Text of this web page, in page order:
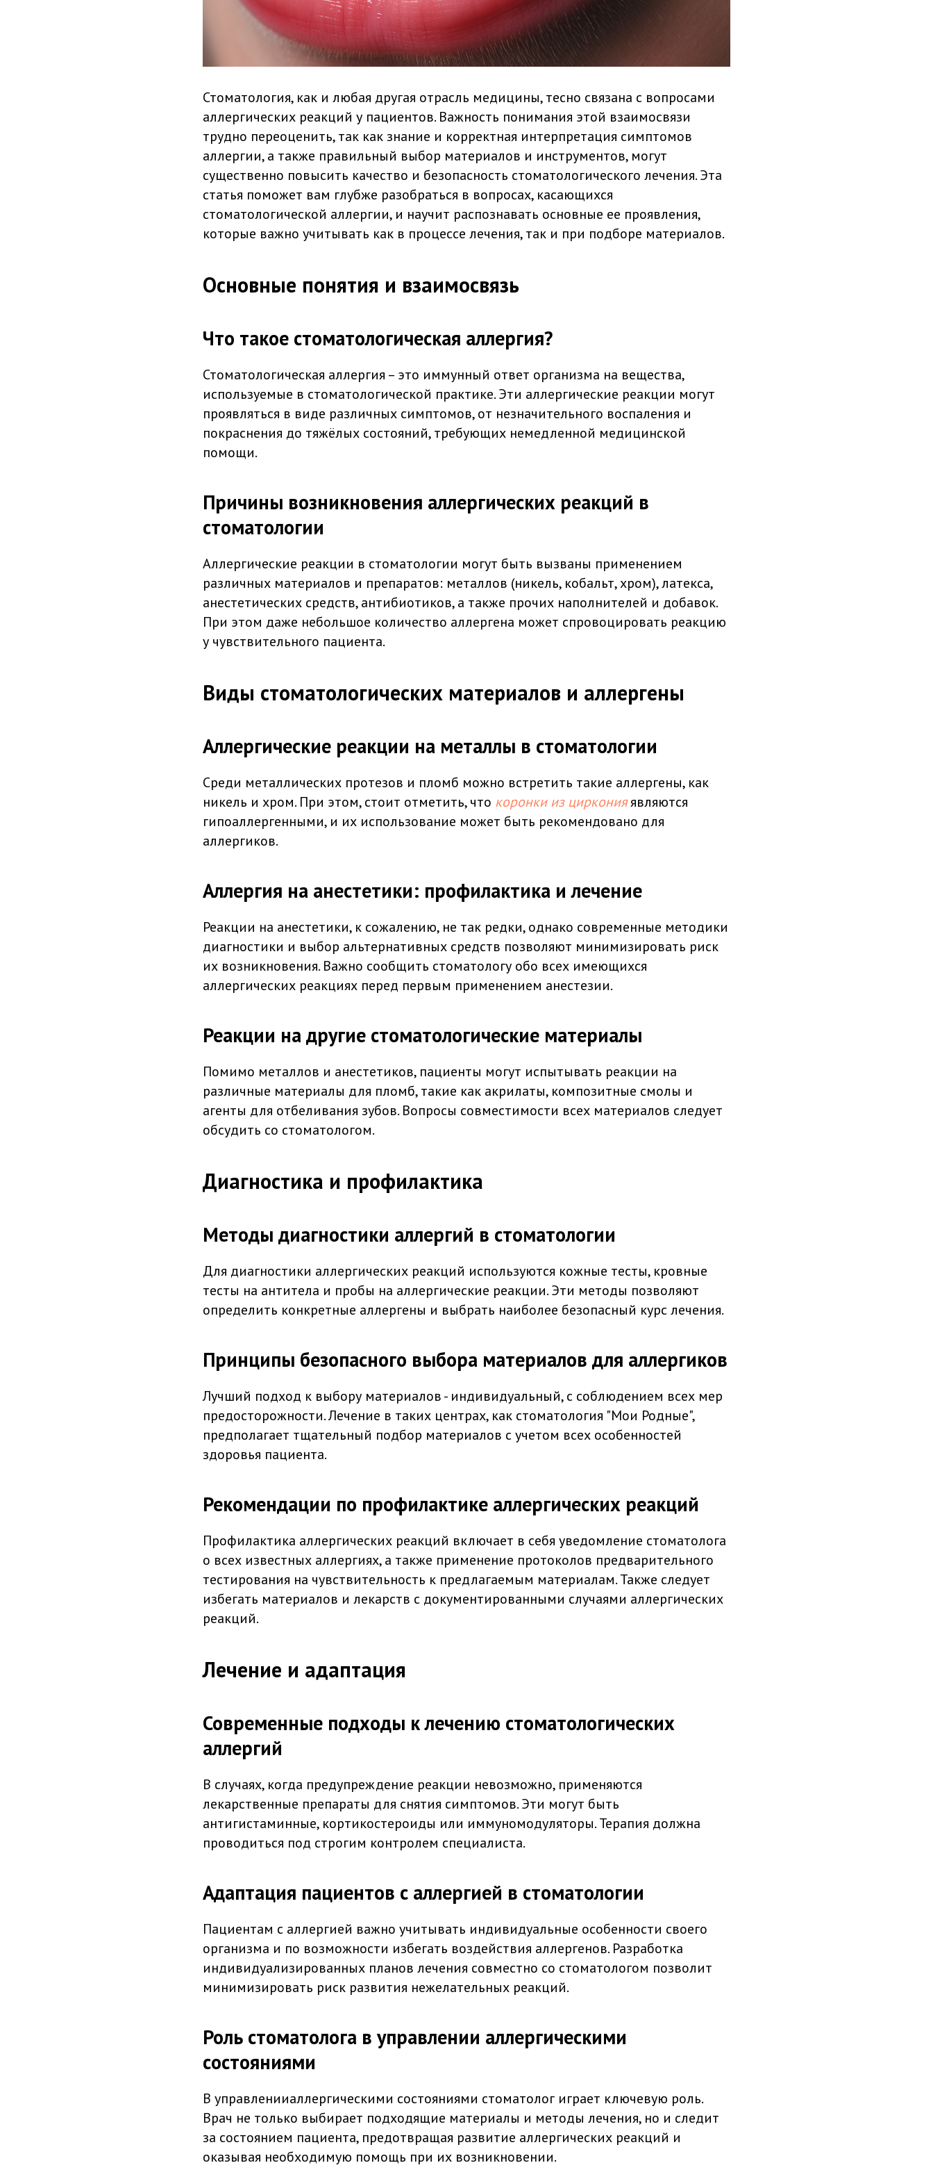
Стоматология, как и любая другая отрасль медицины, тесно связана с вопросами
аллергических реакций у пациентов. Важность понимания этой взаимосвязи
трудно переоценить, так как знание и корректная интерпретация симптомов
аллергии, а также правильный выбор материалов и инструментов, могут
существенно повысить качество и безопасность стоматологического лечения. Эта
статья поможет вам глубже разобраться в вопросах, касающихся
стоматологической аллергии, и научит распознавать основные ее проявления,
которые важно учитывать как в процессе лечения, так и при подборе материалов.
Основные понятия и взаимосвязь
Что такое стоматологическая аллергия?
Стоматологическая аллергия – это иммунный ответ организма на вещества,
используемые в стоматологической практике. Эти аллергические реакции могут
проявляться в виде различных симптомов, от незначительного воспаления и
покраснения до тяжёлых состояний, требующих немедленной медицинской
помощи.
Причины возникновения аллергических реакций в
стоматологии
Аллергические реакции в стоматологии могут быть вызваны применением
различных материалов и препаратов: металлов (никель, кобальт, хром), латекса,
анестетических средств, антибиотиков, а также прочих наполнителей и добавок.
При этом даже небольшое количество аллергена может спровоцировать реакцию
у чувствительного пациента.
Виды стоматологических материалов и аллергены
Аллергические реакции на металлы в стоматологии
Среди металлических протезов и пломб можно встретить такие аллергены, как
никель и хром. При этом, стоит отметить, что коронки из цирконияявляются
гипоаллергенными, и их использование может быть рекомендовано для
аллергиков.
Аллергия на анестетики: профилактика и лечение
Реакции на анестетики, к сожалению, не так редки, однако современные методики
диагностики и выбор альтернативных средств позволяют минимизировать риск
их возникновения. Важно сообщить стоматологу обо всех имеющихся
аллергических реакциях перед первым применением анестезии.
Реакции на другие стоматологические материалы
Помимо металлов и анестетиков, пациенты могут испытывать реакции на
различные материалы для пломб, такие как акрилаты, композитные смолы и
агенты для отбеливания зубов. Вопросы совместимости всех материалов следует
обсудить со стоматологом.
Диагностика и профилактика
Методы диагностики аллергий в стоматологии
Для диагностики аллергических реакций используются кожные тесты, кровные
тесты на антитела и пробы на аллергические реакции. Эти методы позволяют
определить конкретные аллергены и выбрать наиболее безопасный курс лечения.
Принципы безопасного выбора материалов для аллергиков
Лучший подход к выбору материалов - индивидуальный, с соблюдением всех мер
предосторожности. Лечение в таких центрах, как стоматология "Мои Родные",
предполагает тщательный подбор материалов с учетом всех особенностей
здоровья пациента.
Рекомендации по профилактике аллергических реакций
Профилактика аллергических реакций включает в себя уведомление стоматолога
о всех известных аллергиях, а также применение протоколов предварительного
тестирования на чувствительность к предлагаемым материалам. Также следует
избегать материалов и лекарств с документированными случаями аллергических
реакций.
Лечение и адаптация
Современные подходы к лечению стоматологических
аллергий
В случаях, когда предупреждение реакции невозможно, применяются
лекарственные препараты для снятия симптомов. Эти могут быть
антигистаминные, кортикостероиды или иммуномодуляторы. Терапия должна
проводиться под строгим контролем специалиста.
Адаптация пациентов с аллергией в стоматологии
Пациентам с аллергией важно учитывать индивидуальные особенности своего
организма и по возможности избегать воздействия аллергенов. Разработка
индивидуализированных планов лечения совместно со стоматологом позволит
минимизировать риск развития нежелательных реакций.
Роль стоматолога в управлении аллергическими
состояниями
В управленииаллергическими состояниями стоматолог играет ключевую роль.
Врач не только выбирает подходящие материалы и методы лечения, но и следит
за состоянием пациента, предотвращая развитие аллергических реакций и
оказывая необходимую помощь при их возникновении.